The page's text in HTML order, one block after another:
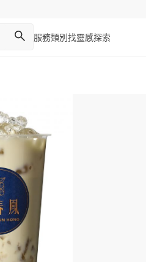
服務類別 找靈感探索